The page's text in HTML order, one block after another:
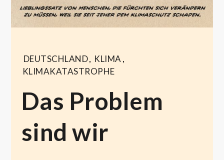
DEUTSCHLAND, KLIMA ,
KLIMAKATASTROPHE
Das Problem
sind wir